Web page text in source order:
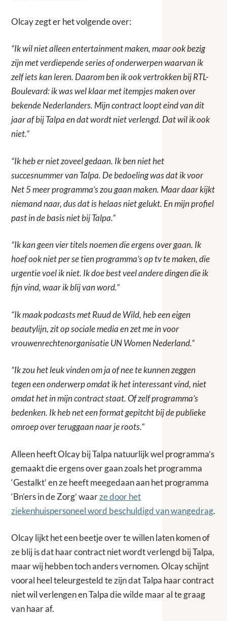
Olcay zegt er het volgende over:
“Ik wil niet alleen entertainment maken, maar ook bezig
zijn met verdiepende series of onderwerpen waarvan ik
zelf iets kan leren. Daarom ben ik ook vertrokken bij RTL-
Boulevard: ik was wel klaar met itempjes maken over
bekende Nederlanders. Mijn contract loopt eind van dit
jaar af bij Talpa en dat wordt niet verlengd. Dat wil ik ook
niet.”
“Ik heb er niet zoveel gedaan. Ik ben niet het
succesnummer van Talpa. De bedoeling was dat ik voor
Net 5 meer programma’s zou gaan maken. Maar daar kijkt
niemand naar, dus dat is helaas niet gelukt. En mijn profiel
past in de basis niet bij Talpa.”
“Ik kan geen vier titels noemen die ergens over gaan. Ik
hoef ook niet per se tien programma’s op tv te maken, die
urgentie voel ik niet. Ik doe best veel andere dingen die ik
fijn vind, waar ik blij van word.”
“Ik maak podcasts met Ruud de Wild, heb een eigen
beautylijn, zit op sociale media en zet me in voor
vrouwenrechtenorganisatie UN Women Nederland.”
“Ik zou het leuk vinden om ja of nee te kunnen zeggen
tegen een onderwerp omdat ik het interessant vind, niet
omdat het in mijn contract staat. Of zelf programma’s
bedenken. Ik heb net een format gepitcht bij de publieke
omroep over teruggaan naar je roots.”
Alleen heeft Olcay bij Talpa natuurlijk wel programma’s
gemaakt die ergens over gaan zoals het programma
‘Gestalkt’ en ze heeft meegedaan aan het programma
‘Bn’ers in de Zorg’ waarze door het
ziekenhuispersoneel word beschuldigd van wangedrag.
Olcay lijkt het een beetje over te willen laten komen of
ze blij is dat haar contract niet wordt verlengd bij Talpa,
maar wij hebben toch anders vernomen. Olcay schijnt
vooral heel teleurgesteld te zijn dat Talpa haar contract
niet wil verlengen en Talpa die wilde maar al te graag
van haar af.